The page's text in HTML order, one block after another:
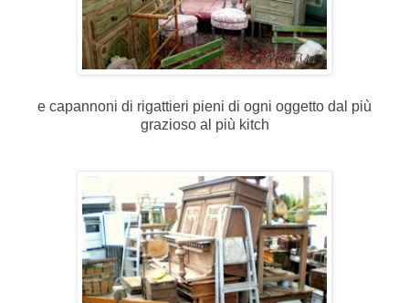
e capannoni di rigattieri pieni di ogni oggetto dal più
grazioso al più kitch